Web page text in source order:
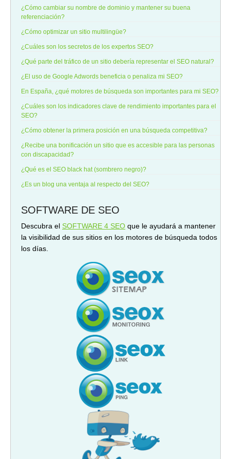
¿Cómo cambiar su nombre de dominio y mantener su buena
referenciación?
¿Cómo optimizar un sitio multilingüe?
¿Cuáles son los secretos de los expertos SEO?
¿Qué parte del tráfico de un sitio debería representar el SEO natural?
¿El uso de Google Adwords beneficia o penaliza mi SEO?
En España, ¿qué motores de búsqueda son importantes para mi SEO?
¿Cuáles son los indicadores clave de rendimiento importantes para el
SEO?
¿Cómo obtener la primera posición en una búsqueda competitiva?
¿Recibe una bonificación un sitio que es accesible para las personas
con discapacidad?
¿Qué es el SEO black hat (sombrero negro)?
¿Es un blog una ventaja al respecto del SEO?
SOFTWARE DE SEO
Descubra el SOFTWARE 4 SEO que le ayudará a mantener
la visibilidad de sus sitios en los motores de búsqueda todos
los días.